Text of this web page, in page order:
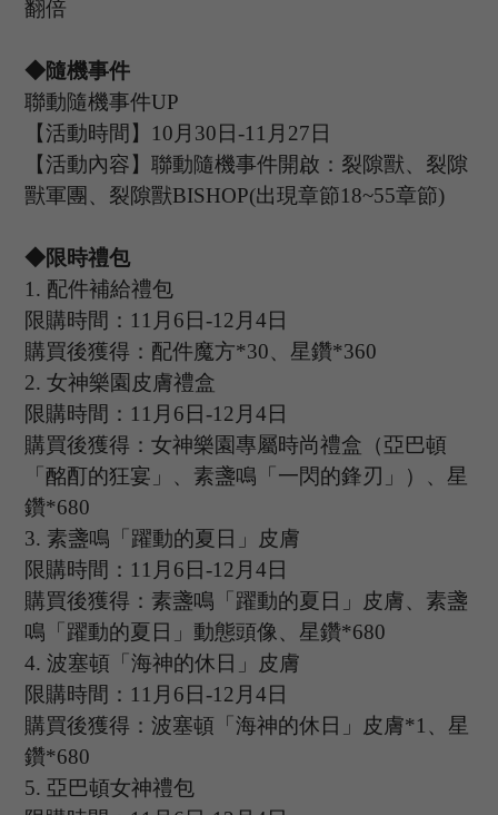
翻倍
◆隨機事件
聯動隨機事件UP
【活動時間】 10 月 30日-11 月 27日
【活動內容】聯動隨機事件開啟：裂隙獸、裂隙
獸軍團、裂隙獸BISHOP(出現章節18~55章節)
◆限時禮包
1. 配件補給禮包
限購時間： 11 月 6日-12 月4日
購買後獲得：配件魔方*30、星鑽*360
2. 女神樂園皮膚禮盒
限購時間： 11 月 6日-12 月4日
購買後獲得：女神樂園專屬時尚禮盒（亞巴頓
「酩酊的狂宴」、素盞鳴「一閃的鋒刃」）、星
鑽*680
3. 素盞鳴「躍動的夏日」皮膚
限購時間： 11 月 6日-12 月4日
購買後獲得：素盞鳴「躍動的夏日」皮膚、素盞
鳴「躍動的夏日」動態頭像、星鑽*680
4. 波塞頓「海神的休日」皮膚
限購時間： 11 月 6日-12 月4日
購買後獲得：波塞頓「海神的休日」皮膚*1、星
鑽*680
5. 亞巴頓女神禮包